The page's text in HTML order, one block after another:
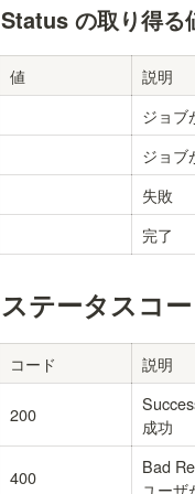
Status の取り得る
値
説明
ジョブ
ジョブ
失敗
完了
ステータスコ
コード 説明
200
成功
400
Bad
ユーザ